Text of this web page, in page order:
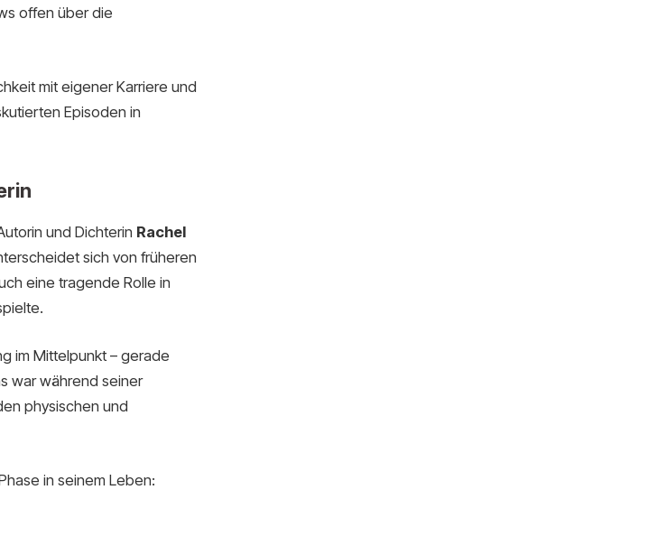
offen über die
mit eigener Karriere und
Episoden in
und Dichterin Rachel
sich von früheren
eine tragende Rolle in
im Mittelpunkt – gerade
war während seiner
physischen und
in seinem Leben: